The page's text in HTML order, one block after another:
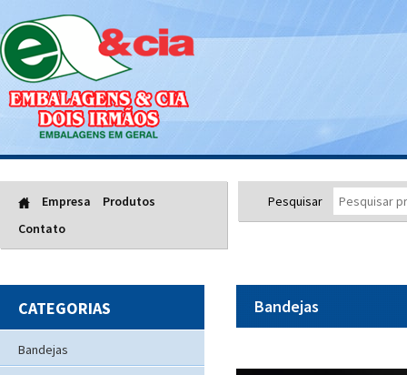
Empresa
Produtos
Contato
Pesquisar
CATEGORIAS
Bandejas
Bandejas